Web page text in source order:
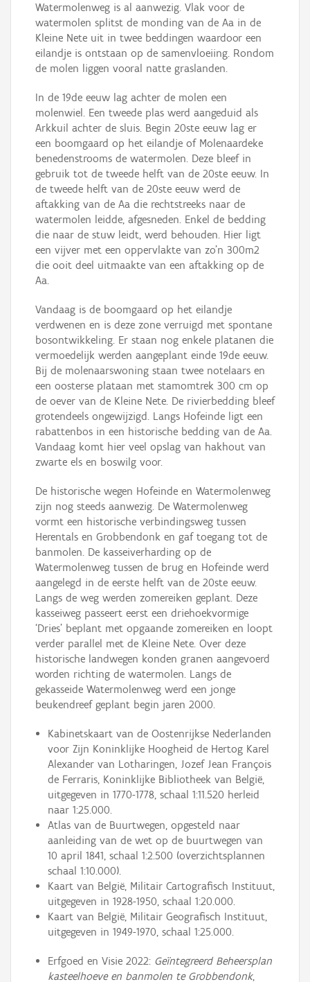
Watermolenweg is al aanwezig. Vlak voor de
watermolen splitst de monding van de Aa in de
Kleine Nete uit in twee beddingen waardoor een
eilandje is ontstaan op de samenvloeiing. Rondom
de molen liggen vooral natte graslanden.
In de 19de eeuw lag achter de molen een
molenwiel. Een tweede plas werd aangeduid als
Arkkuil achter de sluis. Begin 20ste eeuw lag er
een boomgaard op het eilandje of Molenaardeke
benedenstrooms de watermolen. Deze bleef in
gebruik tot de tweede helft van de 20ste eeuw. In
de tweede helft van de 20ste eeuw werd de
aftakking van de Aa die rechtstreeks naar de
watermolen leidde, afgesneden. Enkel de bedding
die naar de stuw leidt, werd behouden. Hier ligt
een vijver met een oppervlakte van zo’n 300m2
die ooit deel uitmaakte van een aftakking op de
Aa.
Vandaag is de boomgaard op het eilandje
verdwenen en is deze zone verruigd met spontane
bosontwikkeling. Er staan nog enkele platanen die
vermoedelijk werden aangeplant einde 19de eeuw.
Bij de molenaarswoning staan twee notelaars en
een oosterse plataan met stamomtrek 300 cm op
de oever van de Kleine Nete. De rivierbedding bleef
grotendeels ongewijzigd. Langs Hofeinde ligt een
rabattenbos in een historische bedding van de Aa.
Vandaag komt hier veel opslag van hakhout van
zwarte els en boswilg voor.
De historische wegen Hofeinde en Watermolenweg
zijn nog steeds aanwezig. De Watermolenweg
vormt een historische verbindingsweg tussen
Herentals en Grobbendonk en gaf toegang tot de
banmolen. De kasseiverharding op de
Watermolenweg tussen de brug en Hofeinde werd
aangelegd in de eerste helft van de 20ste eeuw.
Langs de weg werden zomereiken geplant. Deze
kasseiweg passeert eerst een driehoekvormige
‘Dries’ beplant met opgaande zomereiken en loopt
verder parallel met de Kleine Nete. Over deze
historische landwegen konden granen aangevoerd
worden richting de watermolen. Langs de
gekasseide Watermolenweg werd een jonge
beukendreef geplant begin jaren 2000.
Kabinetskaart van de Oostenrijkse Nederlanden
voor Zijn Koninklijke Hoogheid de Hertog Karel
Alexander van Lotharingen, Jozef Jean François
de Ferraris, Koninklijke Bibliotheek van België,
uitgegeven in 1770-1778, schaal 1:11.520 herleid
naar 1:25.000.
Atlas van de Buurtwegen, opgesteld naar
aanleiding van de wet op de buurtwegen van
10 april 1841, schaal 1:2.500 (overzichtsplannen
schaal 1:10.000).
Kaart van België, Militair Cartografisch Instituut,
uitgegeven in 1928-1950, schaal 1:20.000.
Kaart van België, Militair Geografisch Instituut,
uitgegeven in 1949-1970, schaal 1:25.000.
Erfgoed en Visie 2022: Geïntegreerd Beheersplan
kasteelhoeve en banmolen te Grobbendonk,